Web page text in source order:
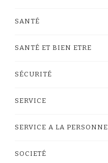
SANTÉ
SANTÉ ET BIEN ETRE
SÉCURITÉ
SERVICE
SERVICE A LA PERSONNE
SOCIETÉ